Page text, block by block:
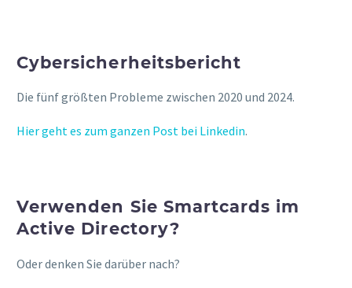
Cybersicherheitsbericht
Die fünf größten Probleme zwischen 2020 und 2024.
Hier geht es zum ganzen Post bei Linkedin.
Verwenden Sie Smartcards im
Active Directory?
Oder denken Sie darüber nach?